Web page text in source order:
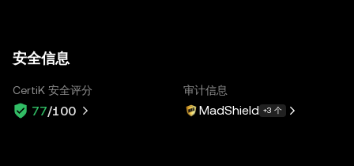
安全信息
CertiK 安全评分
77/100
审计信息
MadShield +3 个